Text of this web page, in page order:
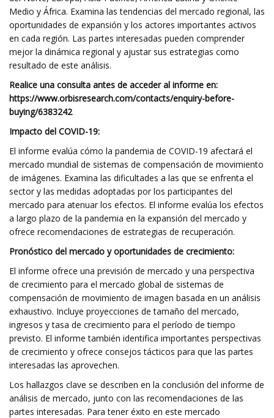
Medio y África. Examina las tendencias del mercado regional, las
oportunidades de expansión y los actores importantes activos
en cada región. Las partes interesadas pueden comprender
mejor la dinámica regional y ajustar sus estrategias como
resultado de este análisis.
Realice una consulta antes de acceder al informe en:
https://www.orbisresearch.com/contacts/enquiry-before-
buying/6383242
Impacto del COVID-19:
El informe evalúa cómo la pandemia de COVID-19 afectará el
mercado mundial de sistemas de compensación de movimiento
de imágenes. Examina las dificultades a las que se enfrenta el
sector y las medidas adoptadas por los participantes del
mercado para atenuar los efectos. El informe evalúa los efectos
a largo plazo de la pandemia en la expansión del mercado y
ofrece recomendaciones de estrategias de recuperación.
Pronóstico del mercado y oportunidades de crecimiento:
El informe ofrece una previsión de mercado y una perspectiva
de crecimiento para el mercado global de sistemas de
compensación de movimiento de imagen basada en un análisis
exhaustivo. Incluye proyecciones de tamaño del mercado,
ingresos y tasa de crecimiento para el período de tiempo
previsto. El informe también identifica importantes perspectivas
de crecimiento y ofrece consejos tácticos para que las partes
interesadas las aprovechen.
Los hallazgos clave se describen en la conclusión del informe de
análisis de mercado, junto con las recomendaciones de las
partes interesadas. Para tener éxito en este mercado